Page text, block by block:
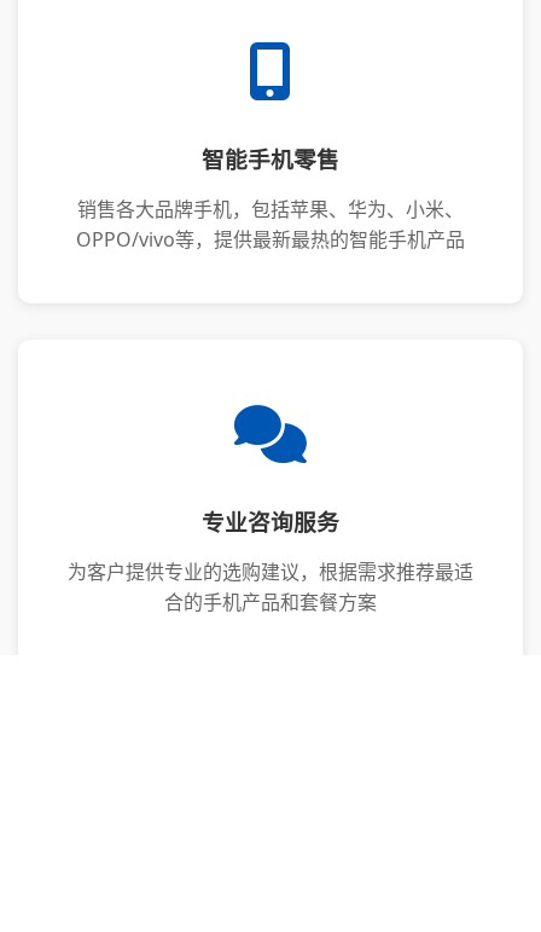
智能手机零售
销售各大品牌手机，包括苹果、华为、小米、
OPPO/vivo等，提供最新最热的智能手机产品
专业咨询服务
为客户提供专业的选购建议，根据需求推荐最适
合的手机产品和套餐方案